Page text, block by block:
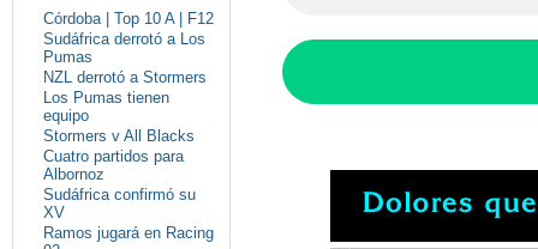
Córdoba | Top 10 A | F12
Sudáfrica derrotó a Los
Pumas
NZL derrotó a Stormers
Los Pumas tienen
equipo
Stormers v All Blacks
Cuatro partidos para
Albornoz
Sudáfrica confirmó su
XV
Ramos jugará en Racing